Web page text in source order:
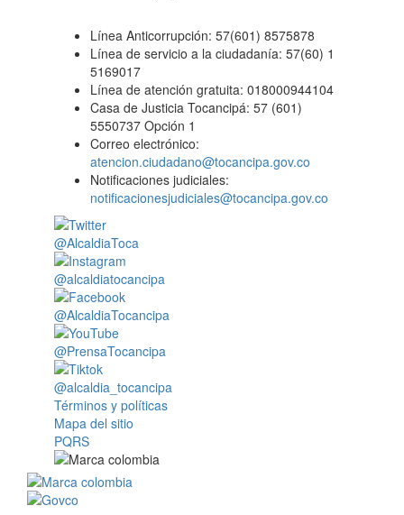
Línea Anticorrupción: 57(601) 8575878
Línea de servicio a la ciudadanía: 57(60) 1
5169017
Línea de atención gratuita: 018000944104
Casa de Justicia Tocancipá: 57 (601)
5550737 Opción 1
Correo electrónico:
atencion.ciudadano@tocancipa.gov.co
Notificaciones judiciales:
notificacionesjudiciales@tocancipa.gov.co
@AlcaldiaToca
@alcaldiatocancipa
@AlcaldiaTocancipa
@PrensaTocancipa
@alcaldia_tocancipa
Términos y políticas
Mapa del sitio
PQRS